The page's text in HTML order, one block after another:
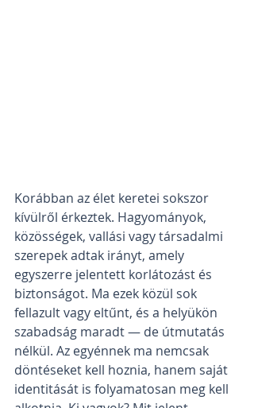
Korábban az élet keretei sokszor
kívülről érkeztek. Hagyományok,
közösségek, vallási vagy társadalmi
szerepek adtak irányt, amely
egyszerre jelentett korlátozást és
biztonságot. Ma ezek közül sok
fellazult vagy eltűnt, és a helyükön
szabadság maradt — de útmutatás
nélkül. Az egyénnek ma nemcsak
döntéseket kell hoznia, hanem saját
identitását is folyamatosan meg kell